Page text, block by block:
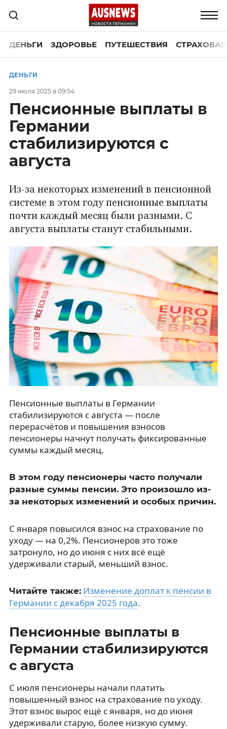
ДЕНЬГИ ЗДОРОВЬЕ ПУТЕШЕСТВИЯ
ДЕНЬГИ
29 июля 2025 в 09:54
Пенсионные выплаты в
Германии
стабилизируются с
августа
Из-за некоторых изменений в пенсионной
системе в этом году пенсионные выплаты
почти каждый месяц были разными. С
августа выплаты станут стабильными.
Пенсионные выплаты в Германии
стабилизируются с августа — после
перерасчётов и повышения взносов
пенсионеры начнут получать фиксированные
суммы каждый месяц.
В этом году пенсионеры часто получали
разные суммы пенсии. Это произошло из-
за некоторых изменений и особых причин.
С января повысился взнос на страхование по
уходу — на 0,2%. Пенсионеров это тоже
затронуло, но до июня с них всё ещё
удерживали старый, меньший взнос.
Читайте также: Изменение доплат к пенсии в
Германии с декабря 2025 года.
Пенсионные выплаты в
Германии стабилизируются
с августа
С июля пенсионеры начали платить
повышенный взнос на страхование по уходу.
Этот взнос вырос ещё с января, но до июня
удерживали старую, более низкую сумму.